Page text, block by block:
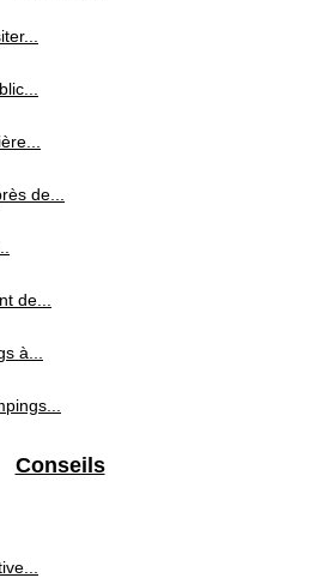
de...
de...
à...
Conseils